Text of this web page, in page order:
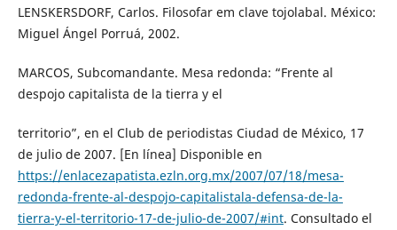
LENSKERSDORF, Carlos. Filosofar em clave tojolabal. México:
Miguel Ángel Porruá, 2002.
MARCOS, Subcomandante. Mesa redonda: “Frente al
despojo capitalista de la tierra y el
territorio”, en el Club de periodistas Ciudad de México, 17
de julio de 2007. [En línea] Disponible en
https://enlacezapatista.ezln.org.mx/2007/07/18/mesa-
redonda-frente-al-despojo-capitalistala-defensa-de-la-
tierra-y-el-territorio-17-de-julio-de-2007/#int. Consultado el